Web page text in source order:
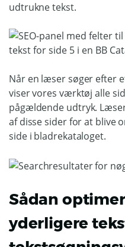
udtrukne tekst.
Når en læser søger efter
viser vores værktøj alle
pågældende udtryk.
af disse sider for at blive
side i bladrekataloget.
Sådan
yderligere